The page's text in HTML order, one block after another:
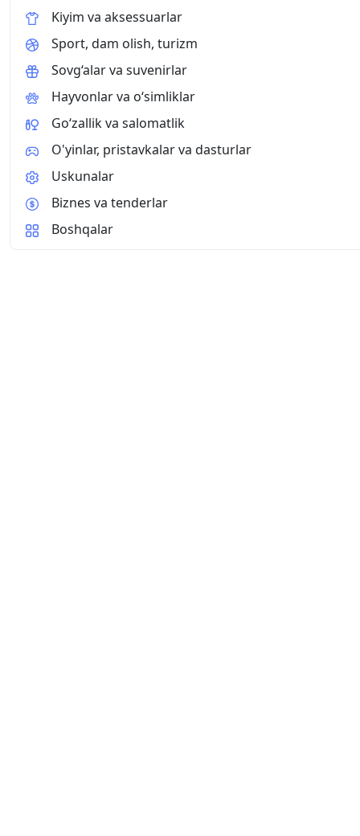
Kiyim va aksessuarlar
Sport, dam olish, turizm
Sovg‘alar va suvenirlar
Hayvonlar va o‘simliklar
Go‘zallik va salomatlik
O'yinlar, pristavkalar va dasturlar
Uskunalar
Biznes va tenderlar
Boshqalar